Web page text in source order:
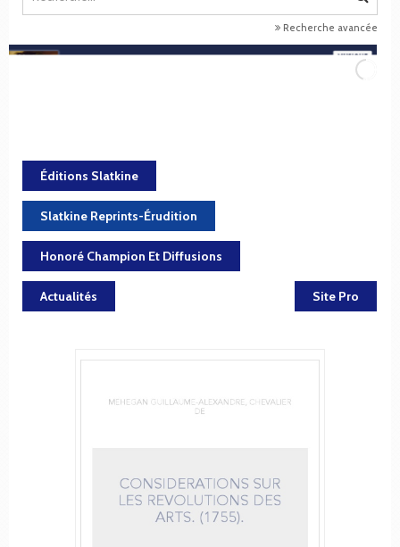
Recherche avancée
Éditions Slatkine
Slatkine Reprints-Érudition
Honoré Champion Et Diffusions
Actualités Site Pro